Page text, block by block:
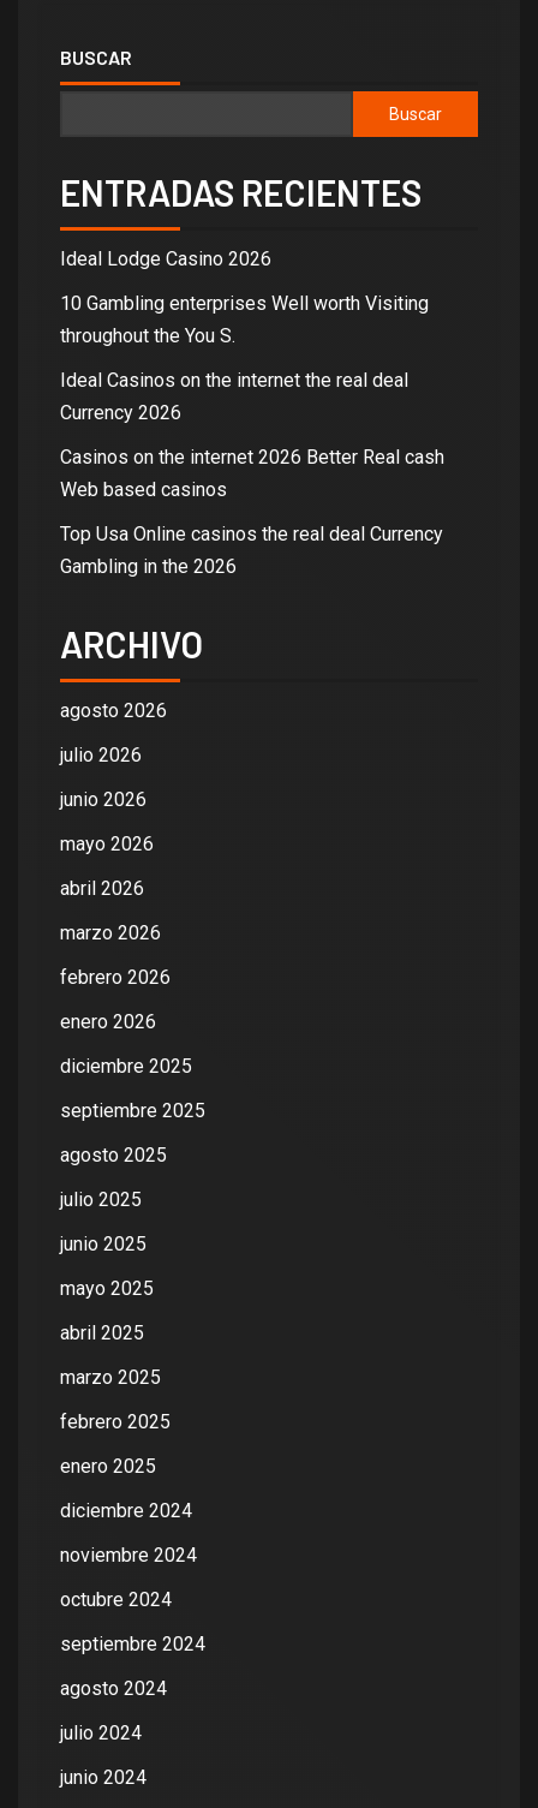
BUSCAR
Buscar
ENTRADAS RECIENTES
Ideal Lodge Casino 2026
10 Gambling enterprises Well worth Visiting
throughout the You S.
Ideal Casinos on the internet the real deal
Currency 2026
Casinos on the internet 2026 Better Real cash
Web based casinos
Top Usa Online casinos the real deal Currency
Gambling in the 2026
ARCHIVO
agosto 2026
julio 2026
junio 2026
mayo 2026
abril 2026
marzo 2026
febrero 2026
enero 2026
diciembre 2025
septiembre 2025
agosto 2025
julio 2025
junio 2025
mayo 2025
abril 2025
marzo 2025
febrero 2025
enero 2025
diciembre 2024
noviembre 2024
octubre 2024
septiembre 2024
agosto 2024
julio 2024
junio 2024